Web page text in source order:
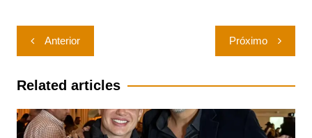
Navegação
de
Post
Anterior Próximo
Related articles